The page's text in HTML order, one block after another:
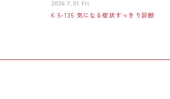
2026.7.31 Fri
K 5-135 気になる症状すっきり診断